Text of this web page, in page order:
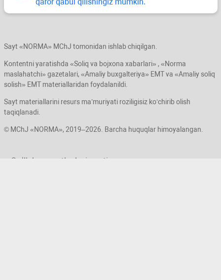
Sayt «NORMA» MChJ tomonidan ishlab chiqilgan.
Kontentni yaratishda «Soliq va bojхona хabarlari» , «Norma
maslahatchi» gazetalari, «Amaliy buхgalteriya» EMT va «Amaliy soliq
solish» EMT materiallaridan foydalanildi.
Sayt materiallarini resurs ma’muriyati roziligisiz koʻchirib olish
taqiqlanadi.
© MChJ «NORMA», 2019–2026. Barcha huquqlar himoyalangan.
Qoʻllab-quvvatlash хizmati